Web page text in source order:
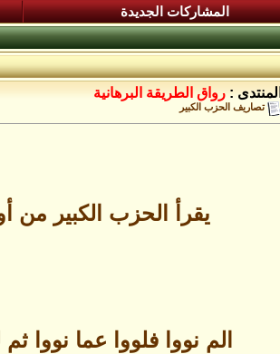
المشاركات الجديدة
المنتدى : رواق الطريقة البرهانية
تصاريف الحزب الكبير
يقرأ الحزب الكبير من أوله الى
الم نووا فلووا عما نووا